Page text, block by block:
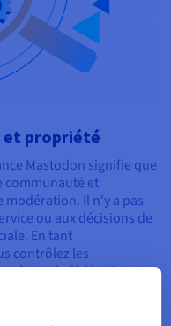
et propriété
Mastodon signifie que
communauté et
Il n'y a pas
ou aux décisions de
En tant
contrôlez les
de fédération et
de valeur